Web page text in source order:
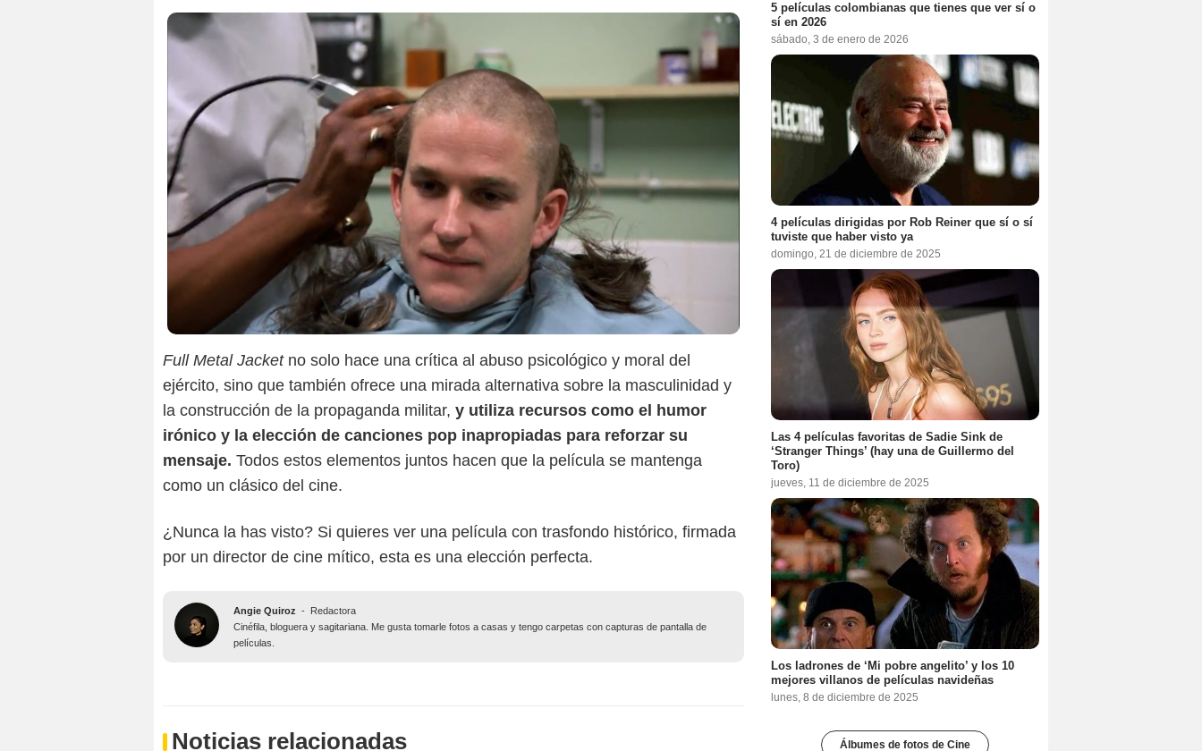
Full Metal Jacket no solo hace una crítica al abuso psicológico y moral del
ejército, sino que también ofrece una mirada alternativa sobre la masculinidad y
la construcción de la propaganda militar, y utiliza recursos como el humor
irónico y la elección de canciones pop inapropiadas para reforzar su
mensaje. Todos estos elementos juntos hacen que la película se mantenga
como un clásico del cine.
¿Nunca la has visto? Si quieres ver una película con trasfondo histórico, firmada
por un director de cine mítico, esta es una elección perfecta.
Angie Quiroz - Redactora
Cinéfila, bloguera y sagitariana. Me gusta tomarle fotos a casas y tengo carpetas con capturas de pantalla de
películas.
Noticias relacionadas
5 películas colombianas que tienes que ver sí o
sí en 2026
sábado, 3 de enero de 2026
4 películas dirigidas por Rob Reiner que sí o sí
tuviste que haber visto ya
domingo, 21 de diciembre de 2025
Las 4 películas favoritas de Sadie Sink de
‘Stranger Things’ (hay una de Guillermo del
Toro)
jueves, 11 de diciembre de 2025
Los ladrones de ‘Mi pobre angelito’ y los 10
mejores villanos de películas navideñas
lunes, 8 de diciembre de 2025
Álbumes de fotos de Cine